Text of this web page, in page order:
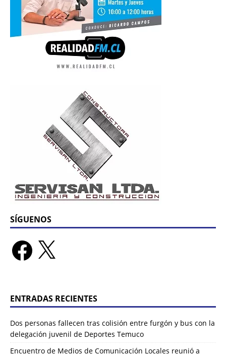
SÍGUENOS
ENTRADAS RECIENTES
Dos personas fallecen tras colisión entre furgón y bus con la
delegación juvenil de Deportes Temuco
Encuentro de Medios de Comunicación Locales reunió a